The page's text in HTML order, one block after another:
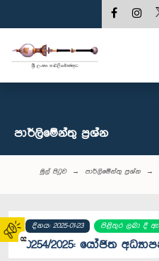
02
පාර්ලි‌මේන්තු‌ ප්‍රශ්න
මුල් පිටුව පාර්ලි‌මේන්තු‌ ප්‍රශ්න
දිනය: 2025-01-23 පිළිතුර ලබා දී
0254/2025: යෝජිත